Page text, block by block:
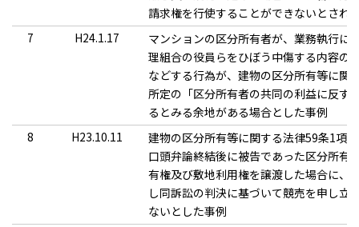
請求権を行使することができないとされ
7
H24.1.17
マンションの区分所有者が、業務執行に
理組合の役員らをひぼう中傷する内容の
などする行為が、建物の区分所有等に関
所定の「区分所有者の共同の利益に反す
るとみる余地がある場合とした事例
8
H23.10.11
建物の区分所有等に関する法律59条1項
口頭弁論終結後に被告であった区分所有
有権及び敷地利用権を譲渡した場合に、
し同訴訟の判決に基づいて競売を申し立
ないとした事例